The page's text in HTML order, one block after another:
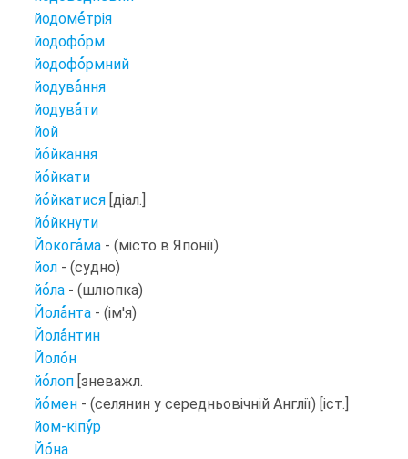
йодометрія
йодоформ
йодоформний
йодування
йодувати
йой
йойкання
йойкати
йойкатися [діал.]
йойкнути
Йокогама - (місто в Японії)
йол - (судно)
йола - (шлюпка)
Йоланта - (ім'я)
Йолантин
Йолон
йолоп [зневажл.
йомен - (селянин у середньовічній Англії) [іст.]
йом-кіпур
Йона